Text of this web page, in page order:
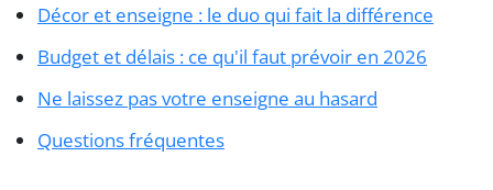
Décor et enseigne : le duo qui fait la différence
Budget et délais : ce qu'il faut prévoir en 2026
Ne laissez pas votre enseigne au hasard
Questions fréquentes